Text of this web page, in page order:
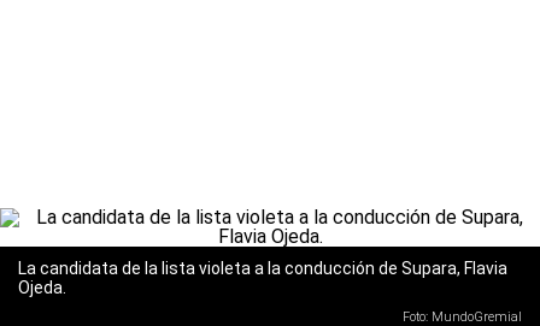
La candidata de la lista violeta a la conducción de Supara, Flavia
Ojeda.
Foto: MundoGremial